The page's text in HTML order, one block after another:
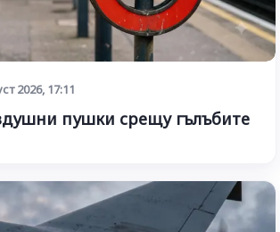
2026, 17:11
пушки срещу гълъбите